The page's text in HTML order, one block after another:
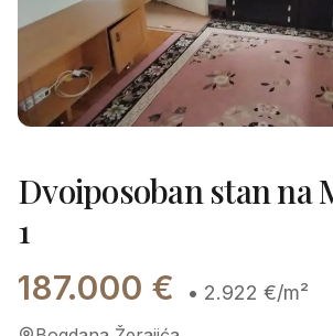
Dvoiposoban stan na
1
187.000 € • 2.922 €/m²